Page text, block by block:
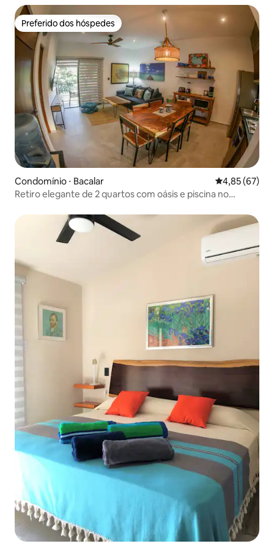
Preferido dos hóspedes
Preferido dos hóspedes
Condomínio ⋅ Bacalar 4,85 de uma
4,85 (67)
Retiro elegante de 2 quartos com oásis e piscina no